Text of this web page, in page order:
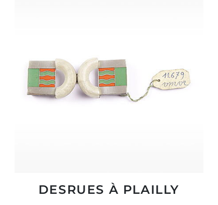
DESRUES À PLAILLY